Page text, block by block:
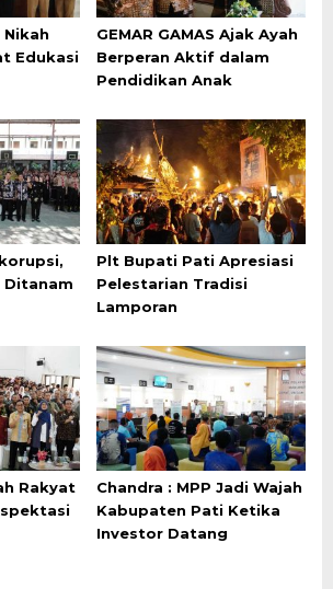
Edukasi
GEMAR GAMAS Ajak Ayah
Berperan Aktif dalam
Pendidikan Anak
Ditanam
Plt Bupati Pati Apresiasi
Pelestarian Tradisi
Lamporan
Rakyat
Chandra : MPP Jadi Wajah
Kabupaten Pati Ketika
Investor Datang